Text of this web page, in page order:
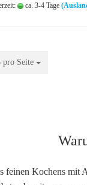
ca. 3-4 Tage
pro Seite
Seite
feinen Kochens mit